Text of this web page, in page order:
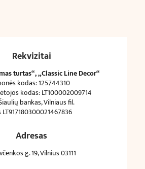
Rekvizitai
turtas“, „Classic Line Decor“
kodas: 125744310
kodas: LT100002009714
bankas, Vilniaus fil.
LT917180300021467836
Adresas
g. 19, Vilnius 03111